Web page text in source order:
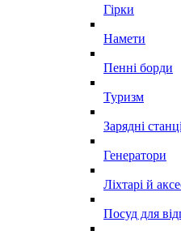
Гірки
Намети
Пенні борди
Туризм
Зарядні
Генератори
Ліхтарі й
Посуд для